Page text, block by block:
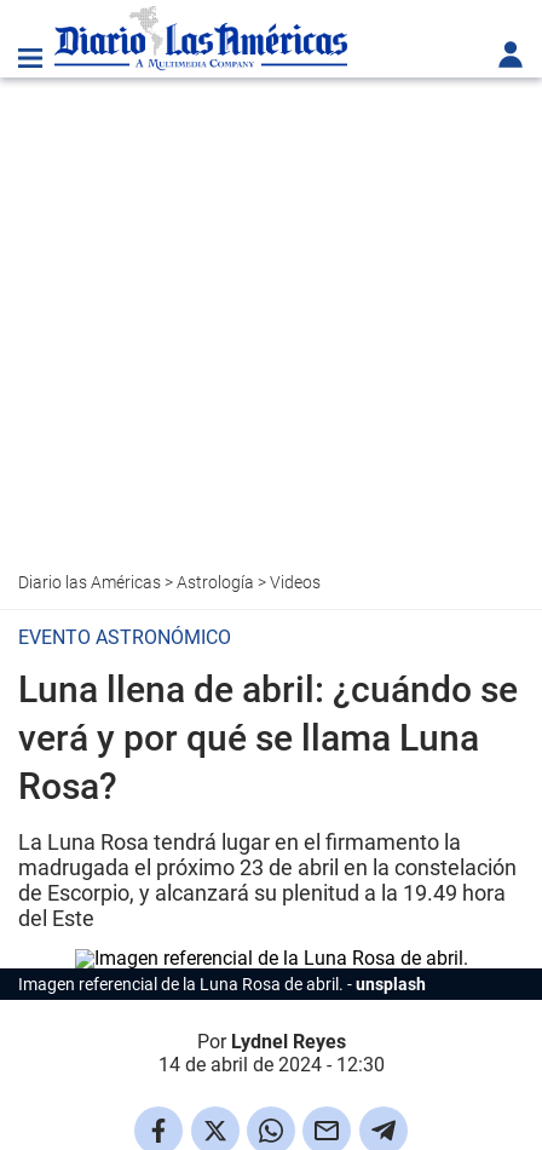
Diario las Américas>Astrología >Videos
EVENTO ASTRONÓMICO
Luna llena de abril: ¿cuándo se
verá y por qué se llama Luna
Rosa?
La Luna Rosa tendrá lugar en el firmamento la
madrugada el próximo 23 de abril en la constelación
de Escorpio, y alcanzará su plenitud a la 19.49 hora
del Este
Imagen referencial de la Luna Rosa de abril. unsplash
Por Lydnel Reyes
14 de abril de 2024 - 12:30